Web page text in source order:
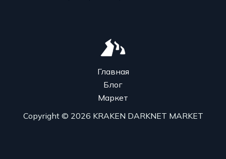
Главная
Блог
Маркет
Copyright © 2026 KRAKEN DARKNET MARKET